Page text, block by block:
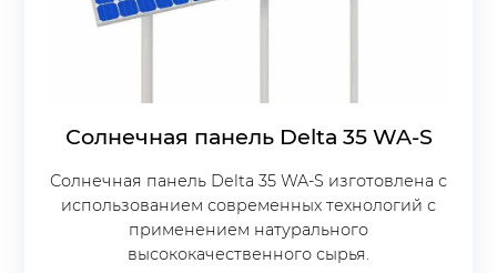
Солнечная панель Delta 35 WA-S
Солнечная панель Delta 35 WA-S изготовлена с
использованием современных технологий с
применением натурального
высококачественного сырья.